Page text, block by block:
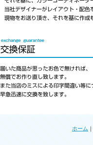
ホーム ｜